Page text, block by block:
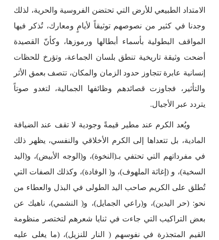
الامتداد الطبيعي للأرض التي تحتضن الفروسية والحرية، لذلك
وجدنا في كثير من نصوصهم توثيقاً لأيامٍ ومعارك، تُذكر فيها
المواقف البطولية بأسماء أبطالها ورموزها، وكأنّ القصيدة
أضحت وثيقة تاريخية تنطق بلسان الجماعة، وتؤرخ للحظات
إنسانية عابرة تتجاوز حدود الزمان والمكان، تتصف بعمق الأثر
والتأثير، فجاوزت قصائدهم وظائفها الجمالية، لتغدو صوتاً
يتردد عبر الأجيال.
ويُعد الكرم عند مطير قيمةً وجودية لا تقف عند الضيافة
المادية، بل تتعداها إلى الكرم الأخلاقي والنفسي، يظهر ذلك
في مفرداتهم التي تحتفي بـ(النخوة)، و(الوجه الأبيض)، و(اليد
السخية)، و (إغاثة الملهوف)، و( الوفادة)، وكذلك الصفات التي
تُطلق على الكريم صاحب اليد الطولى في البذل والعطاء من
نحو: (حر اليدين)، و(راعي الجمايل)، و( النشمي)، ناهيك عن
بعض التراكيب التي جاءت في ثنايا شعرهم لتختصر منظومة
القيم المتجذرة في نفوسهم ( النار للنزيل)، (ما يغلى عليه